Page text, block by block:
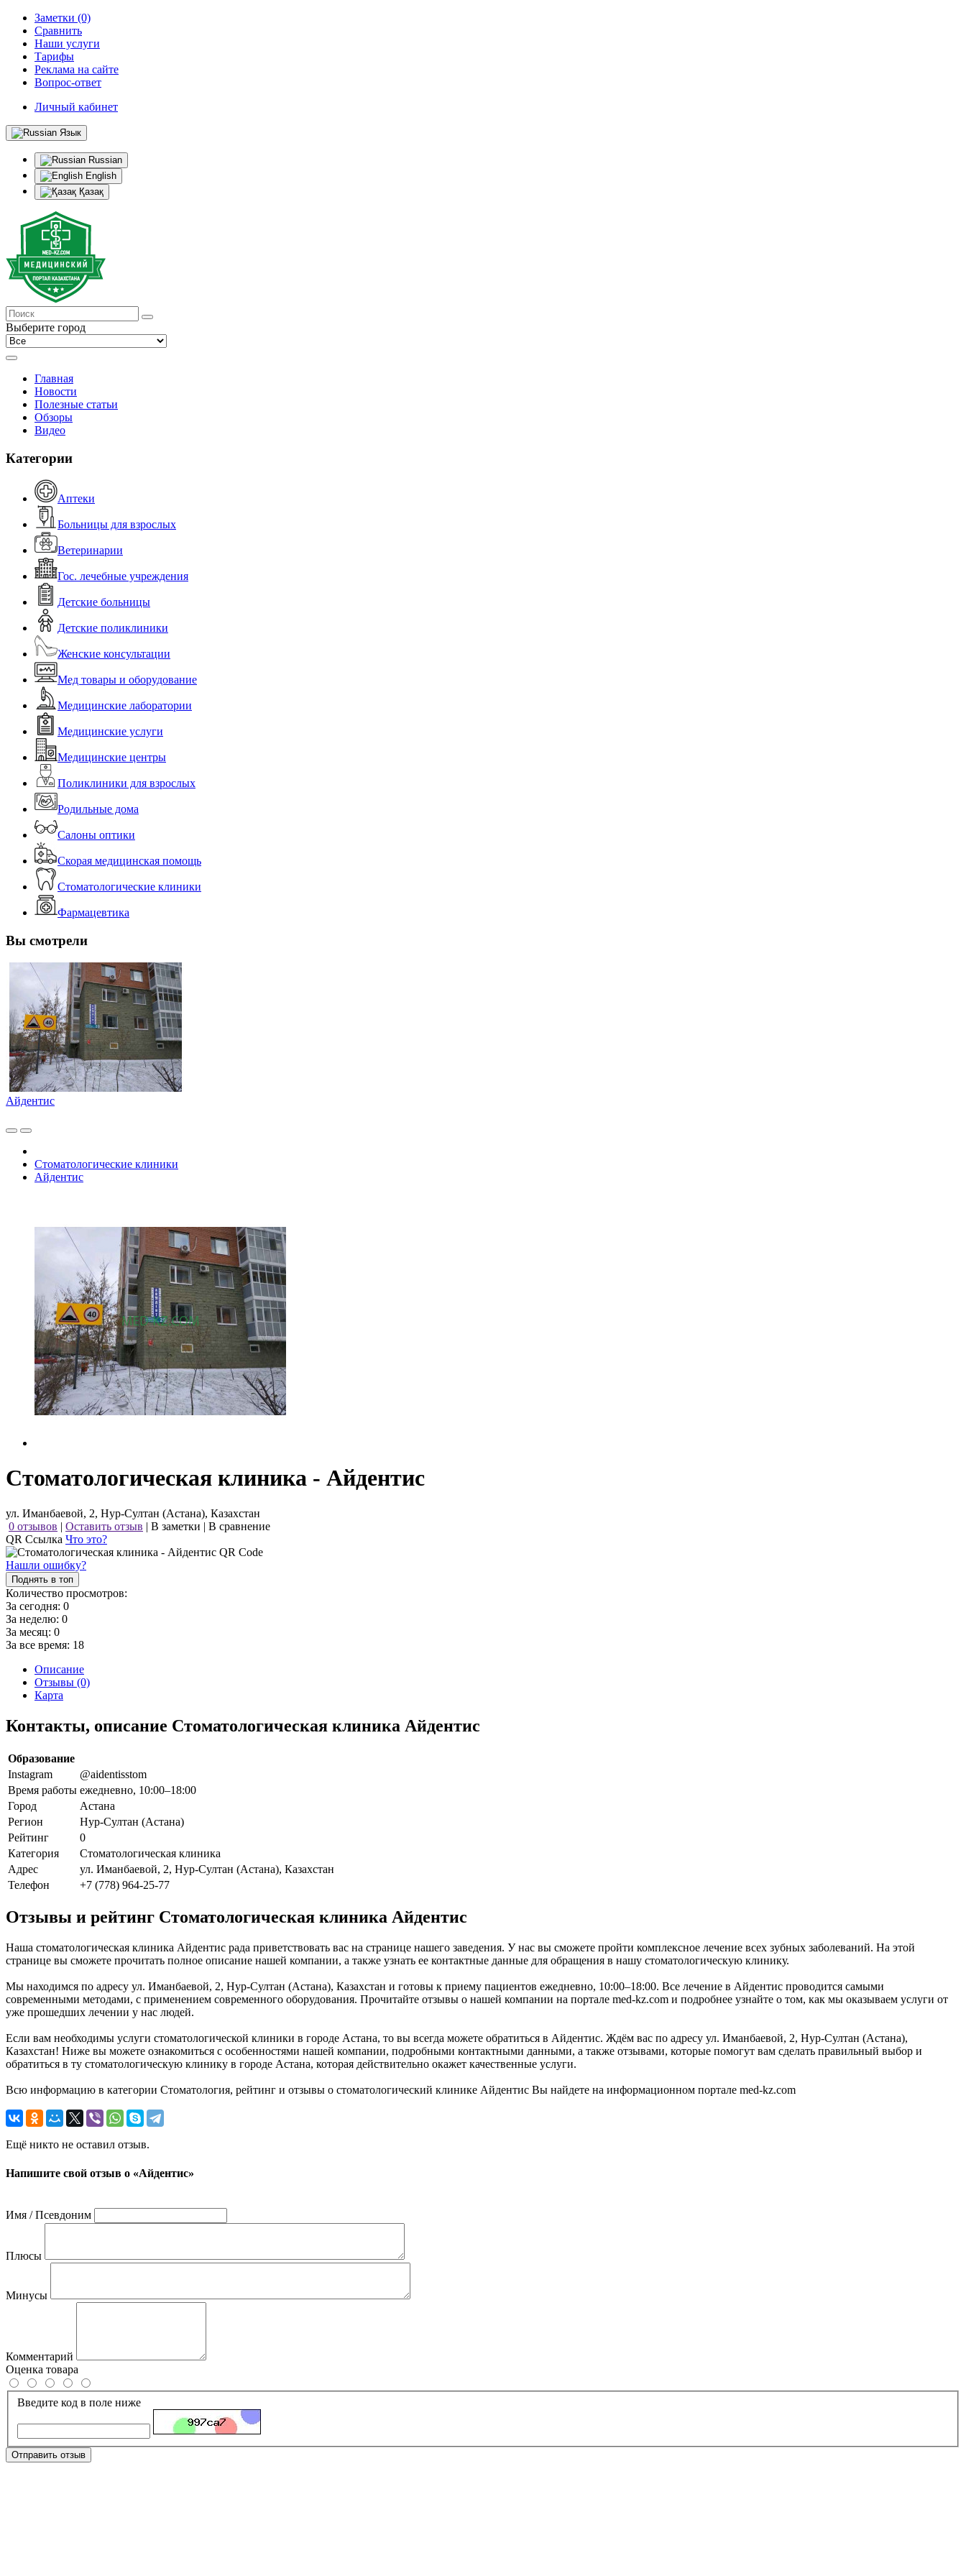
Заметки (0)
Сравнить
Наши услуги
Тарифы
Реклама на сайте
Вопрос-ответ
Личный кабинет
Язык
Russian
English
Қазақ
Выберите город
Главная
Новости
Полезные статьи
Обзоры
Видео
Категории
Аптеки
Больницы для взрослых
Ветеринарии
Гос. лечебные учреждения
Детские больницы
Детские поликлиники
Женские консультации
Мед товары и оборудование
Медицинские лаборатории
Медицинские услуги
Медицинские центры
Поликлиники для взрослых
Родильные дома
Салоны оптики
Скорая медицинская помощь
Стоматологические клиники
Фармацевтика
Вы смотрели
Айдентис
Стоматологические клиники
Айдентис
Стоматологическая клиника - Айдентис
ул. Иманбаевой, 2, Нур-Султан (Астана), Казахстан
0 отзывов | Оставить отзыв | В заметки | В сравнение
QR Ссылка Что это?
Нашли ошибку?
Поднять в топ
Количество просмотров:
За сегодня: 0
За неделю: 0
За месяц: 0
За все время: 18
Описание
Отзывы (0)
Карта
Контакты, описание Стоматологическая клиника Айдентис
Образование
Instagram
@aidentisstom
Время работы ежедневно, 10:00–18:00
Город
Астана
Регион
Нур-Султан (Астана)
Рейтинг
0
Категория
Стоматологическая клиника
Адрес
ул. Иманбаевой, 2, Нур-Султан (Астана), Казахстан
Телефон
+7 (778) 964-25-77
Отзывы и рейтинг Стоматологическая клиника Айдентис
Наша стоматологическая клиника Айдентис рада приветствовать вас на странице нашего заведения. У нас вы сможете пройти комплексное лечение всех зубных заболеваний. На этой
странице вы сможете прочитать полное описание нашей компании, а также узнать ее контактные данные для обращения в нашу стоматологическую клинику.
Мы находимся по адресу ул. Иманбаевой, 2, Нур-Султан (Астана), Казахстан и готовы к приему пациентов ежедневно, 10:00–18:00. Все лечение в Айдентис проводится самыми
современными методами, с применением современного оборудования. Прочитайте отзывы о нашей компании на портале med-kz.com и подробнее узнайте о том, как мы оказываем услуги от
уже прошедших лечении у нас людей.
Если вам необходимы услуги стоматологической клиники в городе Астана, то вы всегда можете обратиться в Айдентис. Ждём вас по адресу ул. Иманбаевой, 2, Нур-Султан (Астана),
Казахстан! Ниже вы можете ознакомиться с особенностями нашей компании, подробными контактными данными, а также отзывами, которые помогут вам сделать правильный выбор и
обратиться в ту стоматологическую клинику в городе Астана, которая действительно окажет качественные услуги.
Всю информацию в категории Стоматология, рейтинг и отзывы о стоматологический клинике Айдентис Вы найдете на информационном портале med-kz.com
Ещё никто не оставил отзыв.
Напишите свой отзыв о «Айдентис»
Имя / Псевдоним
Плюсы
Минусы
Комментарий
Оценка товара
Введите код в поле ниже
Отправить отзыв